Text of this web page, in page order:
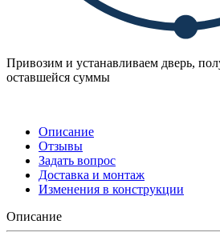
Привозим и устанавливаем дверь,
оставшейся суммы
Описание
Отзывы
Задать вопрос
Доставка и монтаж
Изменения в конструкции
Описание